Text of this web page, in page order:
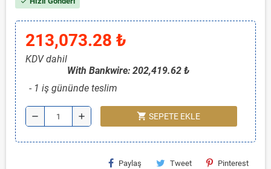
213,073.28 ₺
KDV dahil
With Bankwire: 202,419.62 ₺
1 iş gününde teslim
remove add shopping_cart SEPETE EKLE
Paylaş Tweet Pinterest